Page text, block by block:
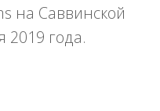
на Саввинской
2019 года.